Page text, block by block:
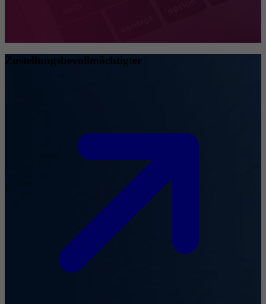
Zustellungsbevollmächtigter